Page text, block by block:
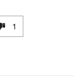
1